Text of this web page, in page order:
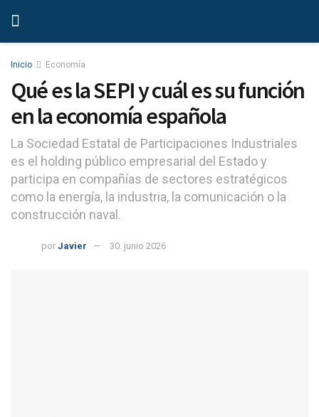
Inicio Economía
Qué es la SEPI y cuál es su función
en la economía española
La Sociedad Estatal de Participaciones Industriales
es el holding público empresarial del Estado y
participa en compañías de sectores estratégicos
como la energía, la industria, la comunicación o la
construcción naval.
por Javier 30. junio 2026